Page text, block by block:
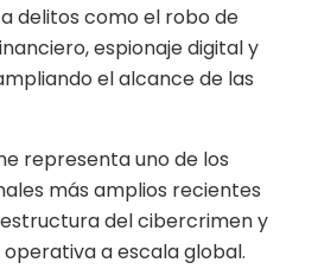
delitos como el robo de
espionaje digital y
el alcance de las
representa uno de los
más amplios recientes
del cibercrimen y
a escala global.